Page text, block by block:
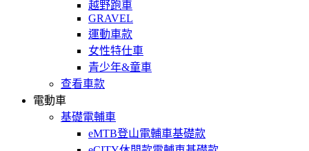
越野跑車
GRAVEL
運動車款
女性特仕車
青少年&童車
查看車款
電動車
基礎電輔車
eMTB登山電輔車基礎款